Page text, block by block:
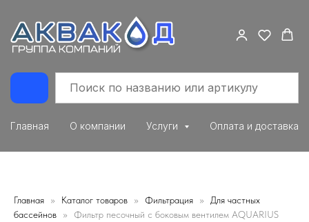
Главная О компании Услуги Оплата и доставка
Главная Каталог товаров Фильтрация
Для частных
бассейнов
Фильтр песочный с боковым вентилем AQUARIUS